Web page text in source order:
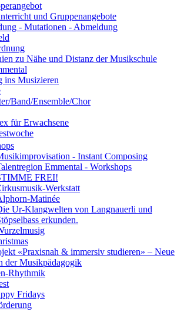
und Gruppenangebote
- Mutationen - Abmeldung
zu Nähe und Distanz der Musikschule
ins Musizieren
Band/Ensemble/Chor
für Erwachsene
- Instant Composing
Emmental - Workshops
FREI!
Werkstatt
Matinée
Ur-Klangwelten von Langnauerli und
erkunden.
«Praxisnah & immersiv studieren» – Neue
der Musikpädagogik
Rhythmik
Fridays